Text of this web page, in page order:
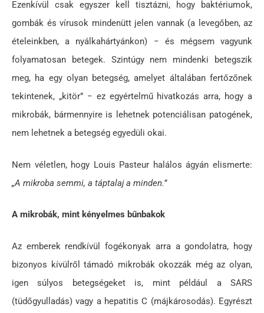
Ezenkívül csak egyszer kell tisztázni, hogy baktériumok,
gombák és vírusok mindenütt jelen vannak (a levegőben, az
ételeinkben, a nyálkahártyánkon) − és mégsem vagyunk
folyamatosan betegek. Szintúgy nem mindenki betegszik
meg, ha egy olyan betegség, amelyet általában fertőzőnek
tekintenek, „kitör” − ez egyértelmű hivatkozás arra, hogy a
mikrobák, bármennyire is lehetnek potenciálisan patogének,
nem lehetnek a betegség egyedüli okai.
Nem véletlen, hogy Louis Pasteur halálos ágyán elismerte:
„A mikroba semmi, a táptalaj a minden.”
A mikrobák, mint kényelmes bűnbakok
Az emberek rendkívül fogékonyak arra a gondolatra, hogy
bizonyos kívülről támadó mikrobák okozzák még az olyan,
igen súlyos betegségeket is, mint például a SARS
(tüdőgyulladás) vagy a hepatitis C (májkárosodás). Egyrészt